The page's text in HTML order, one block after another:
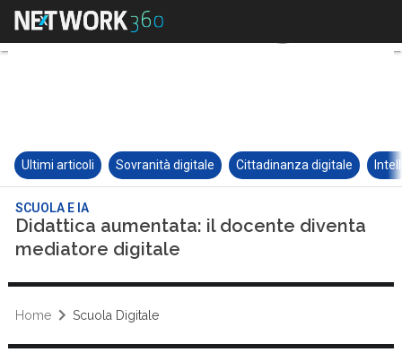
Ultimi articoli Sovranità digitale Cittadinanza digitale
SCUOLA E IA
Didattica aumentata: il docente diventa
mediatore digitale
Home Scuola Digitale